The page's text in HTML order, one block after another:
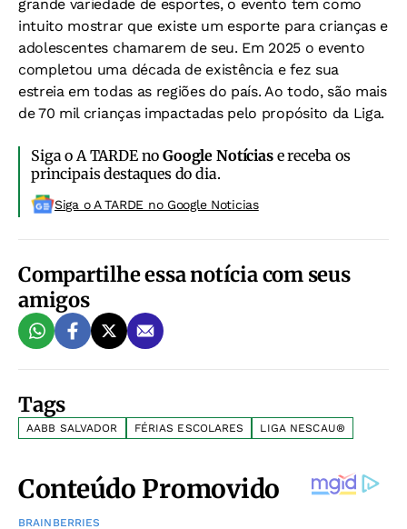
grande variedade de esportes, o evento tem como
intuito mostrar que existe um esporte para crianças e
adolescentes chamarem de seu. Em 2025 o evento
completou uma década de existência e fez sua
estreia em todas as regiões do país. Ao todo, são mais
de 70 mil crianças impactadas pelo propósito da Liga.
Siga o A TARDE noGoogle Notíciase receba os
principais destaques do dia.
Siga o A TARDE no Google Noticias
Compartilhe essa notícia com seus
amigos
Tags
AABB SALVADOR FÉRIAS ESCOLARES LIGA NESCAU®